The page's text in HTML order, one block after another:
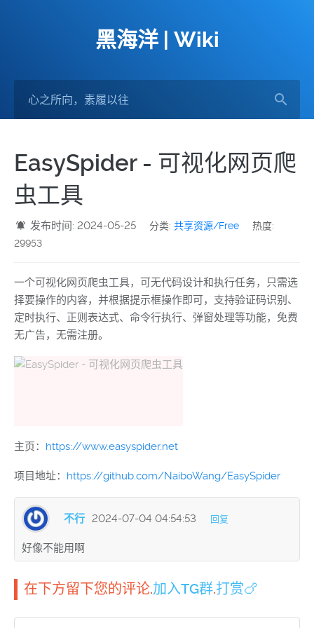
黑海洋 | Wiki
EasySpider - 可视化网页爬
虫工具
发布时间: 2024-05-25 分类:共享资源/Free
热度:
29953
一个可视化网页爬虫工具，可无代码设计和执行任务，只需选
择要操作的内容，并根据提示框操作即可，支持验证码识别、
定时执行、正则表达式、命令行执行、弹窗处理等功能，免费
无广告，无需注册。
主页： https://www.easyspider.net
项目地址： https://github.com/NaiboWang/EasySpider
不行 2024-07-04 04:54:53 回复
好像不能用啊
在下方留下您的评论.加入TG群.打赏🍗